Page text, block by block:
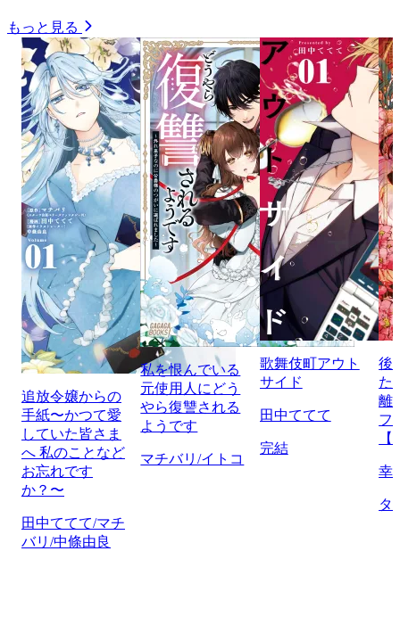
もっと見る
追放令嬢からの
手紙〜かつて愛
していた皆さま
へ 私のことなど
お忘れです
か？〜
田中ててて/マチ
バリ/中條由良
私を恨んでいる
元使用人にどう
やら復讐される
ようです
マチバリ/イトコ
歌舞伎町アウト
サイド
田中ててて
完結
後
た
離
フ
幸
タ